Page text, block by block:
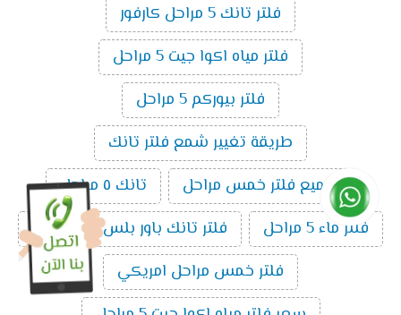
فلتر تانك 5 مراحل كارفور
فلتر مياه اكوا جيت 5 مراحل
فلتر بيوركم 5 مراحل
طريقة تغيير شمع فلتر تانك
تجميع فلتر خمس مراحل
تانك ٥ مراحل
فلتر ماء 5 مراحل
فلتر تانك باور بلس ال5 مراحل
فلتر خمس مراحل امريكي